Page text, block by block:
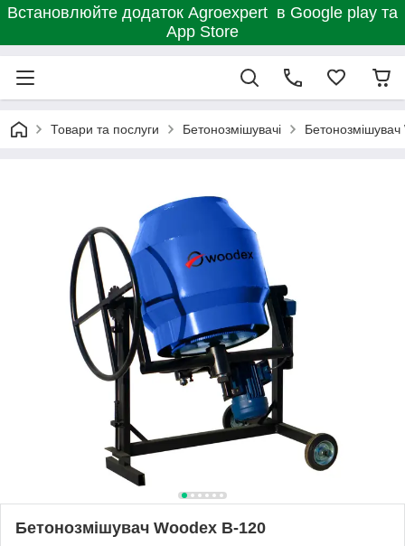
Встановлюйте додаток Agroexpert в Google play та
App Store
Товари та послуги Бетонозмішувачі
Бетонозмішувач Woodex B-120